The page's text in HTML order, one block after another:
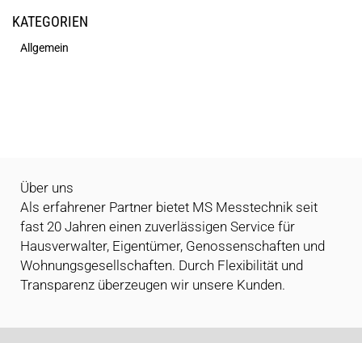
KATEGORIEN
Allgemein
Über uns
Als erfahrener Partner bietet MS Messtechnik seit
fast 20 Jahren einen zuverlässigen Service für
Hausverwalter, Eigentümer, Genossenschaften und
Wohnungsgesellschaften. Durch Flexibilität und
Transparenz überzeugen wir unsere Kunden.